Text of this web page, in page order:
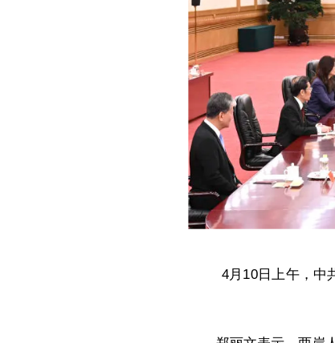
4月10日上午，中